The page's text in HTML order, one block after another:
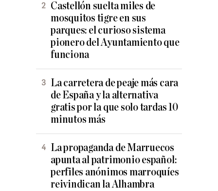
Castellón suelta miles de
mosquitos tigre en sus
parques: el curioso sistema
pionero del Ayuntamiento que
funciona
La carretera de peaje más cara
de España y la alternativa
gratis por la que solo tardas 10
minutos más
La propaganda de Marruecos
apunta al patrimonio español:
perfiles anónimos marroquíes
reivindican la Alhambra